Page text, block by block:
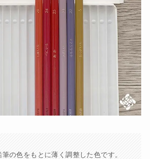
の色をもとに薄く調整した色です。